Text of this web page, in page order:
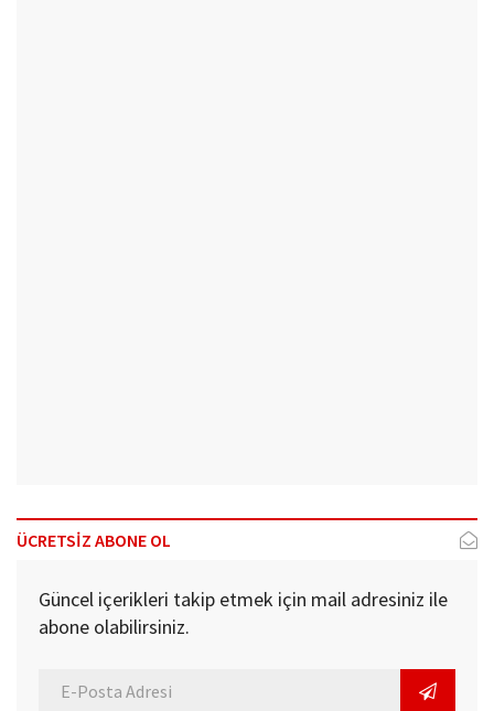
ÜCRETSİZ ABONE OL
Güncel içerikleri takip etmek için mail adresiniz ile
abone olabilirsiniz.